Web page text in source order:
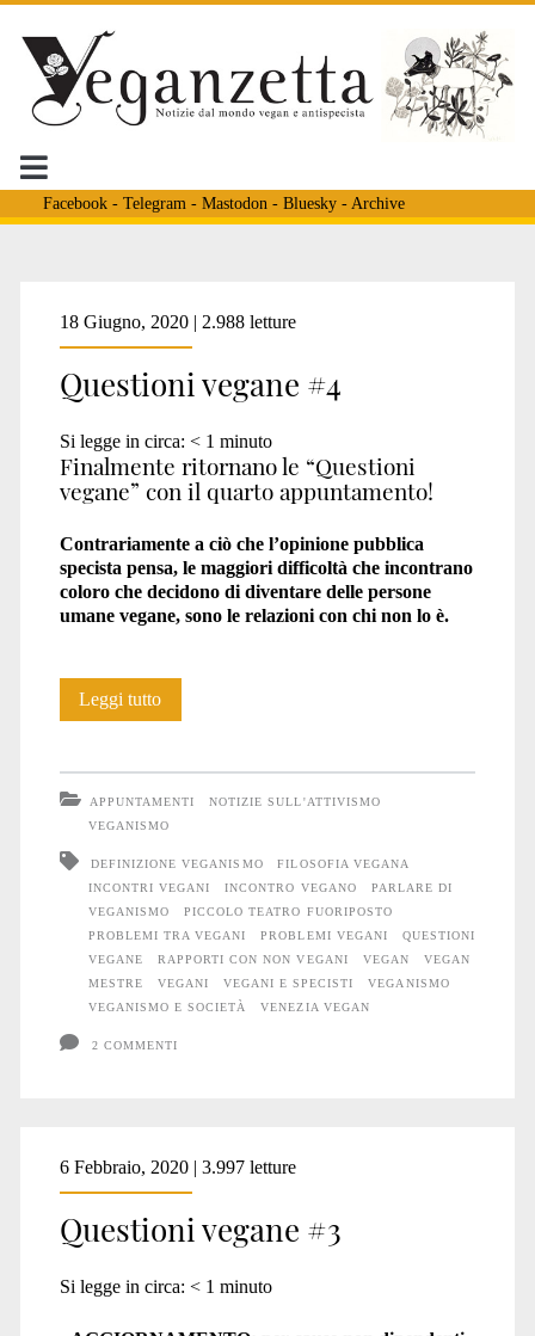
Facebook- Telegram - Mastodon - Bluesky- Archive
Tag:
<span>vegan
mestre</span>
18 Giugno, 2020 | 2.988 letture
Questioni vegane #4
Si legge in circa: < 1 minuto
Finalmente ritornano le “Questioni
vegane” con il quarto appuntamento!
Contrariamente a ciò che l’opinione pubblica
specista pensa, le maggiori difficoltà che incontrano
coloro che decidono di diventare delle persone
umane vegane, sono le relazioni con chi non lo è.
Leggi tuttoQuestioni
APPUNTAMENTI
NOTIZIE SULL'ATTIVISMO
VEGANISMO
DEFINIZIONE VEGANISMO
FILOSOFIA VEGANA
INCONTRI VEGANI
INCONTRO VEGANO
PARLARE DI
VEGANISMO
PICCOLO TEATRO FUORIPOSTO
PROBLEMI TRA VEGANI
PROBLEMI VEGANI
QUESTIONI
VEGANE
RAPPORTI CON NON VEGANI VEGAN
VEGAN
MESTRE
VEGANI VEGANI E SPECISTI
VEGANISMO
VEGANISMO E SOCIETÀ
VENEZIA VEGAN
2 COMMENTI
6 Febbraio, 2020 | 3.997 letture
Questioni vegane #3
Si legge in circa: < 1 minuto